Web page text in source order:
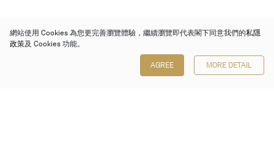
網站使用 Cookies 為您更完善瀏覽體驗，繼續瀏覽即代表閣下同意我們的私隱
政策及 Cookies 功能。
AGREE MORE DETAIL